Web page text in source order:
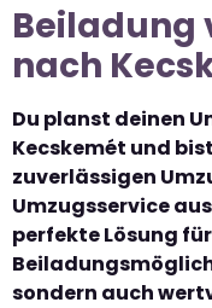
Beiladung
nach
Du planst deinen
Kecskemét und
zuverlässigen
Umzugsservice
perfekte Lösung
sondern auch